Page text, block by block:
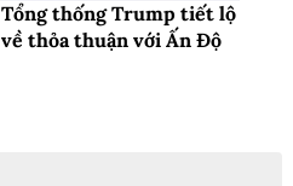
Tổng thống Trump tiết lộ
về thỏa thuận với Ấn Độ